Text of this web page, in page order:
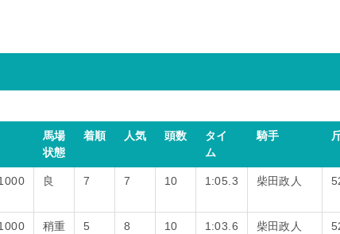
馬場
状態
着順 人気 頭数
タイ
ム
騎手
良 7 7 10 1:05.3 柴田政人
稍重 5 8 10 1:03.6 柴田政人